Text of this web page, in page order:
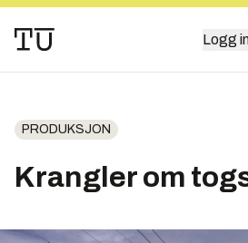
Logg
PRODUKSJON
Krangler om